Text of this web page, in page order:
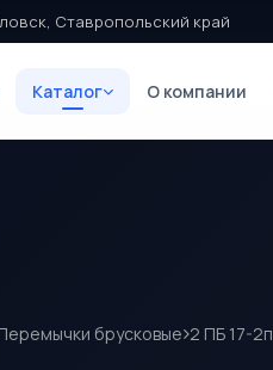
Ставропольский край
Каталог О компании
брусковые 2 ПБ 17-2п